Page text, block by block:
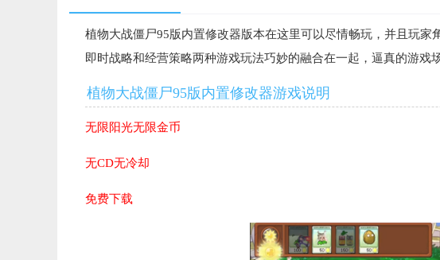
植物大战僵尸95版内置修改器版本在这里可以尽情畅玩，并且玩
即时战略和经营策略两种游戏玩法巧妙的融合在一起，逼真的游戏
植物大战僵尸95版内置修改器游戏说明
无限阳光无限金币
无CD无冷却
免费下载